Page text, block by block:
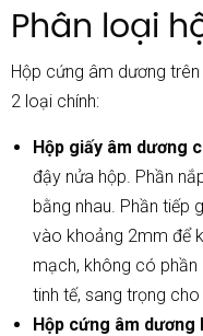
Phân loại
Hộp cứng âm dương
2 loại chính:
Hộp giấy âm dương
đậy nửa hộp. Phần
bằng nhau. Phần tiếp
vào khoảng 2mm để
mạch, không có phần
tinh tế, sang trọng
Hộp cứng âm